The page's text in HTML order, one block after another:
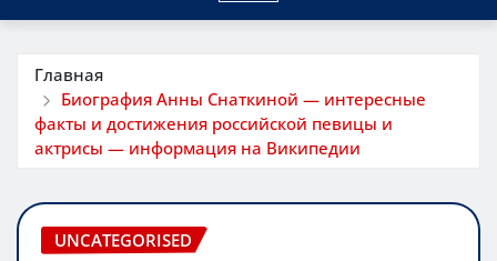
Главная
Биография Анны Снаткиной — интересные
факты и достижения российской певицы и
актрисы — информация на Википедии
UNCATEGORISED